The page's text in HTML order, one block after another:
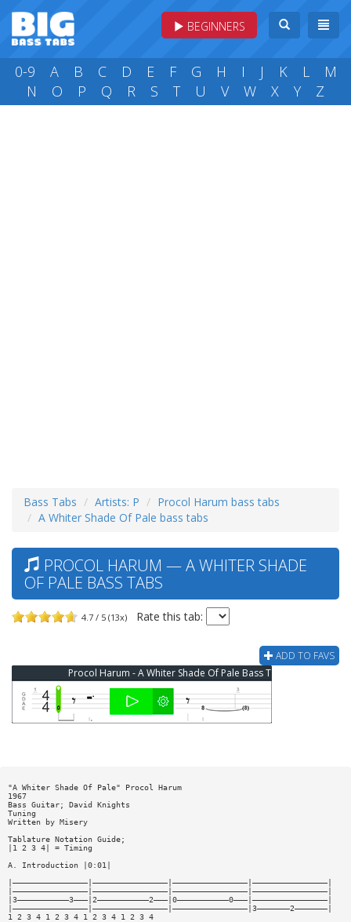
BEGINNERS
0-9 A B C D E F G H I J K L
M
N
O P Q R S T U V W X Y Z
Bass Tabs Artists: P
Procol Harum bass tabs
A Whiter Shade Of Pale bass tabs
PROCOL HARUM — A WHITER SHADE
OF PALE BASS TABS
4.7 / 5 (13x) Rate this tab:
ADD TO FAVS
Procol Harum - A Whiter Shade Of Pale Bass Tab
"A Whiter Shade Of Pale" Procol Harum
1967
Bass Guitar; David Knights
Tuning
Written by Misery
Tablature Notation Guide;
|1 2 3 4| = Timing
A. Introduction |0:01|
|————————————————|————————————————|————————————————|————————————————|
|————————————————|————————————————|————————————————|————————————————|
|3———————————3———|2———————————2———|0———————————0———|————————————————|
|————————————————|————————————————|————————————————|3———————2———————|
1 2 3 4 1 2 3 4 1 2 3 4 1 2 3 4